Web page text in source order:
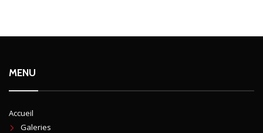
MENU
Accueil
Galeries